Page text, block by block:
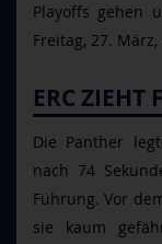
Playoffs gehen
Freitag, 27.
ERC ZIEHT
Die Panther
nach 74
Führung. Vor
sie kaum